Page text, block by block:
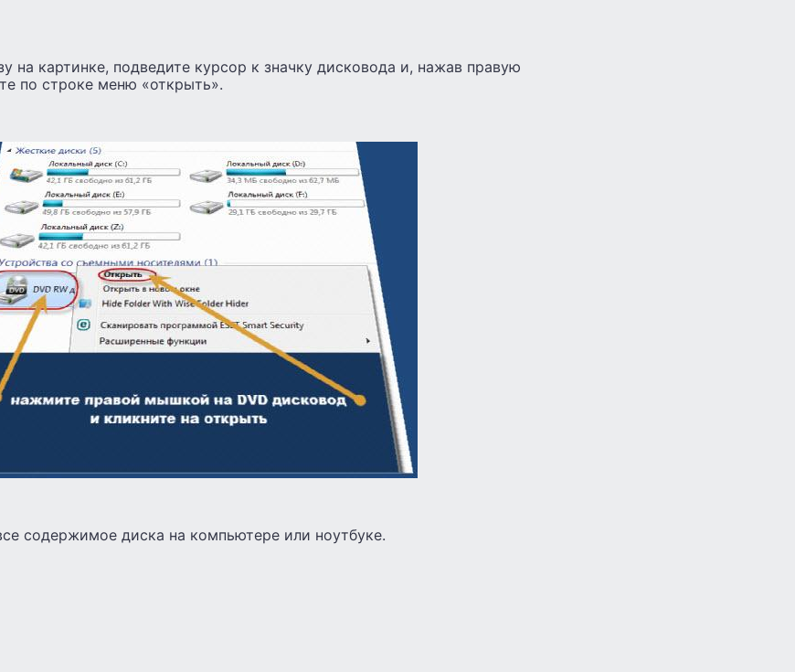
на картинке, подведите курсор к значку дисковода и, нажав правую
по строке меню «открыть».
содержимое диска на компьютере или ноутбуке.